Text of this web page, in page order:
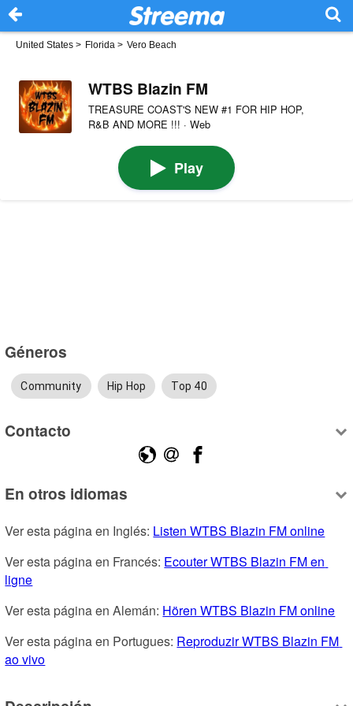
United States > Florida > Vero Beach
WTBS Blazin FM
TREASURE COAST'S NEW #1 FOR HIP HOP,
R&B AND MORE !!! · Web
Play
Géneros
Community Hip Hop Top 40
Contacto
En otros idiomas
Ver esta página en Inglés: Listen WTBS Blazin FM online
Ver esta página en Francés: Ecouter WTBS Blazin FM en
ligne
Ver esta página en Alemán: Hören WTBS Blazin FM online
Ver esta página en Portugues: Reproduzir WTBS Blazin FM
ao vivo